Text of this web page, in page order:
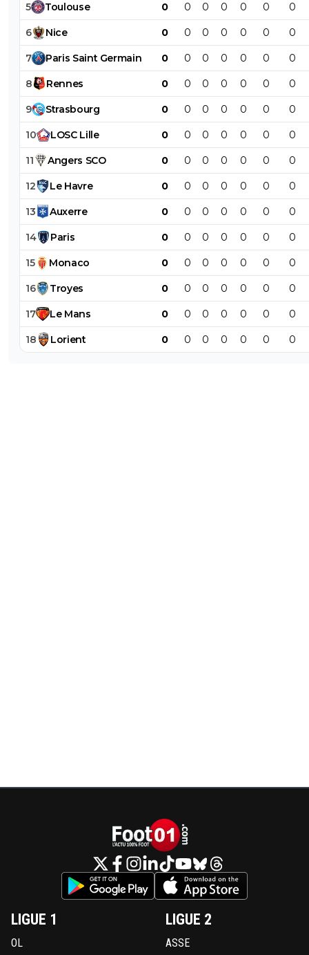
5 Toulouse 0 0 0 0 0 0 0
6 Nice 0 0 0 0 0 0 0
7 Paris Saint Germain 0 0 0 0 0 0 0
8 Rennes 0 0 0 0 0 0 0
9 Strasbourg 0 0 0 0 0 0 0
10 LOSC Lille 0 0 0 0 0 0 0
11 Angers SCO 0 0 0 0 0 0 0
12 Le Havre 0 0 0 0 0 0 0
13 Auxerre 0 0 0 0 0 0 0
14 Paris 0 0 0 0 0 0 0
15 Monaco 0 0 0 0 0 0 0
16 Troyes 0 0 0 0 0 0 0
17 Le Mans 0 0 0 0 0 0 0
18 Lorient 0 0 0 0 0 0 0
LIGUE 1
OL
LIGUE 2
ASSE